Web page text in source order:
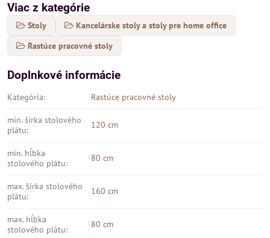
Viac z kategórie
Stoly
Kancelárske stoly a stoly pre home office
Rastúce pracovné stoly
Doplnkové informácie
Kategória: Rastúce pracovné stoly
min. šírka stolového
plátu:
120 cm
min. hĺbka
stolového plátu:
80 cm
max. šírka stolového
plátu:
160 cm
max. hĺbka
stolového plátu:
80 cm